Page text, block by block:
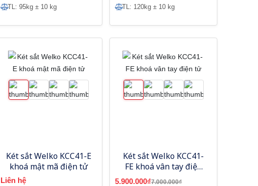
TL: 95kg ± 10 kg
TL: 120kg ± 10 kg
Két sắt Welko KCC41-E
khoá mật mã điện tử
Liên hệ
Két sắt Welko KCC41-
FE khoá vân tay điện
tử
5.900.000₫7.000.000₫